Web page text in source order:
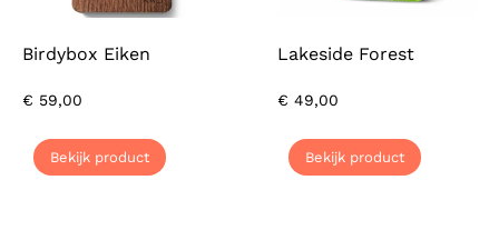
Birdybox Eiken
€ 59,00
Bekijk product
Lakeside Forest
€ 49,00
Bekijk product